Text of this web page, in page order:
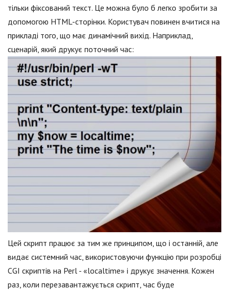
тільки фіксований текст. Це можна було б легко зробити за
допомогою HTML-сторінки. Користувач повинен вчитися на
прикладі того, що має динамічний вихід. Наприклад,
сценарій, який друкує поточний час:
Цей скрипт працює за тим же принципом, що і останній, але
видає системний час, використовуючи функцію при розробці
CGI скриптів на Perl - «localtime» і друкує значення. Кожен
раз, коли перезавантажується скрипт, час буде